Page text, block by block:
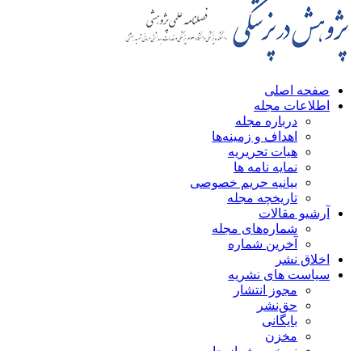
صفحه اصلی
اطلاعات مجله
درباره مجله
اهداف و زمینه‌ها
هیات تحریریه
نمایه نامه ها
بیانیه حریم خصوصی
تاریخچه مجله
آرشیو مقالات
شماره‌های مجله
آخرین شماره
اخلاق نشر
سیاست های نشریه
مجوز انتشار
حق‌نشر
بایگانی
مخزن